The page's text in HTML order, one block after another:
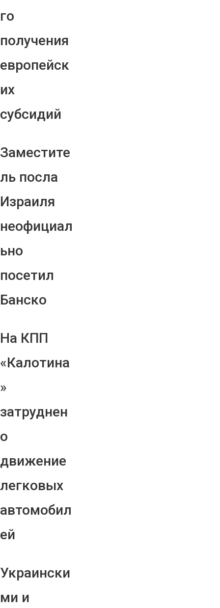
го
получения
европейск
их
субсидий
Заместите
ль посла
Израиля
неофициал
ьно
посетил
Банско
На КПП
«Калотина
»
затруднен
о
движение
легковых
автомобил
ей
Украински
ми и